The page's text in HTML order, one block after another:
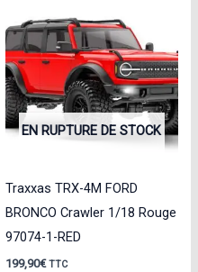
EN RUPTURE DE STOCK
Traxxas TRX-4M FORD
BRONCO Crawler 1/18 Rouge
97074-1-RED
199,90€ TTC